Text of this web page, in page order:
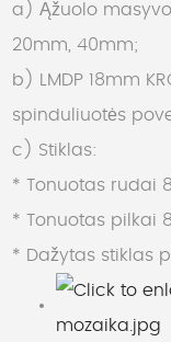
a) Ąžuolo
20mm, 40mm;
b) LMDP 18mm
spinduliuotės
c) Stiklas:
* Tonuotas rudai
* Tonuotas pilkai
* Dažytas stiklas